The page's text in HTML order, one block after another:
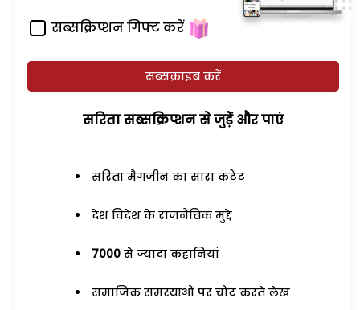
सब्सक्रिप्शन गिफ्ट करें
सब्सक्राइब करें
सरिता सब्सक्रिप्शन से जुड़ेें और पाएं
सरिता मैगजीन का सारा कंटेंट
देश विदेश के राजनैतिक मुद्दे
7000 से ज्यादा कहानियां
समाजिक समस्याओं पर चोट करते लेख